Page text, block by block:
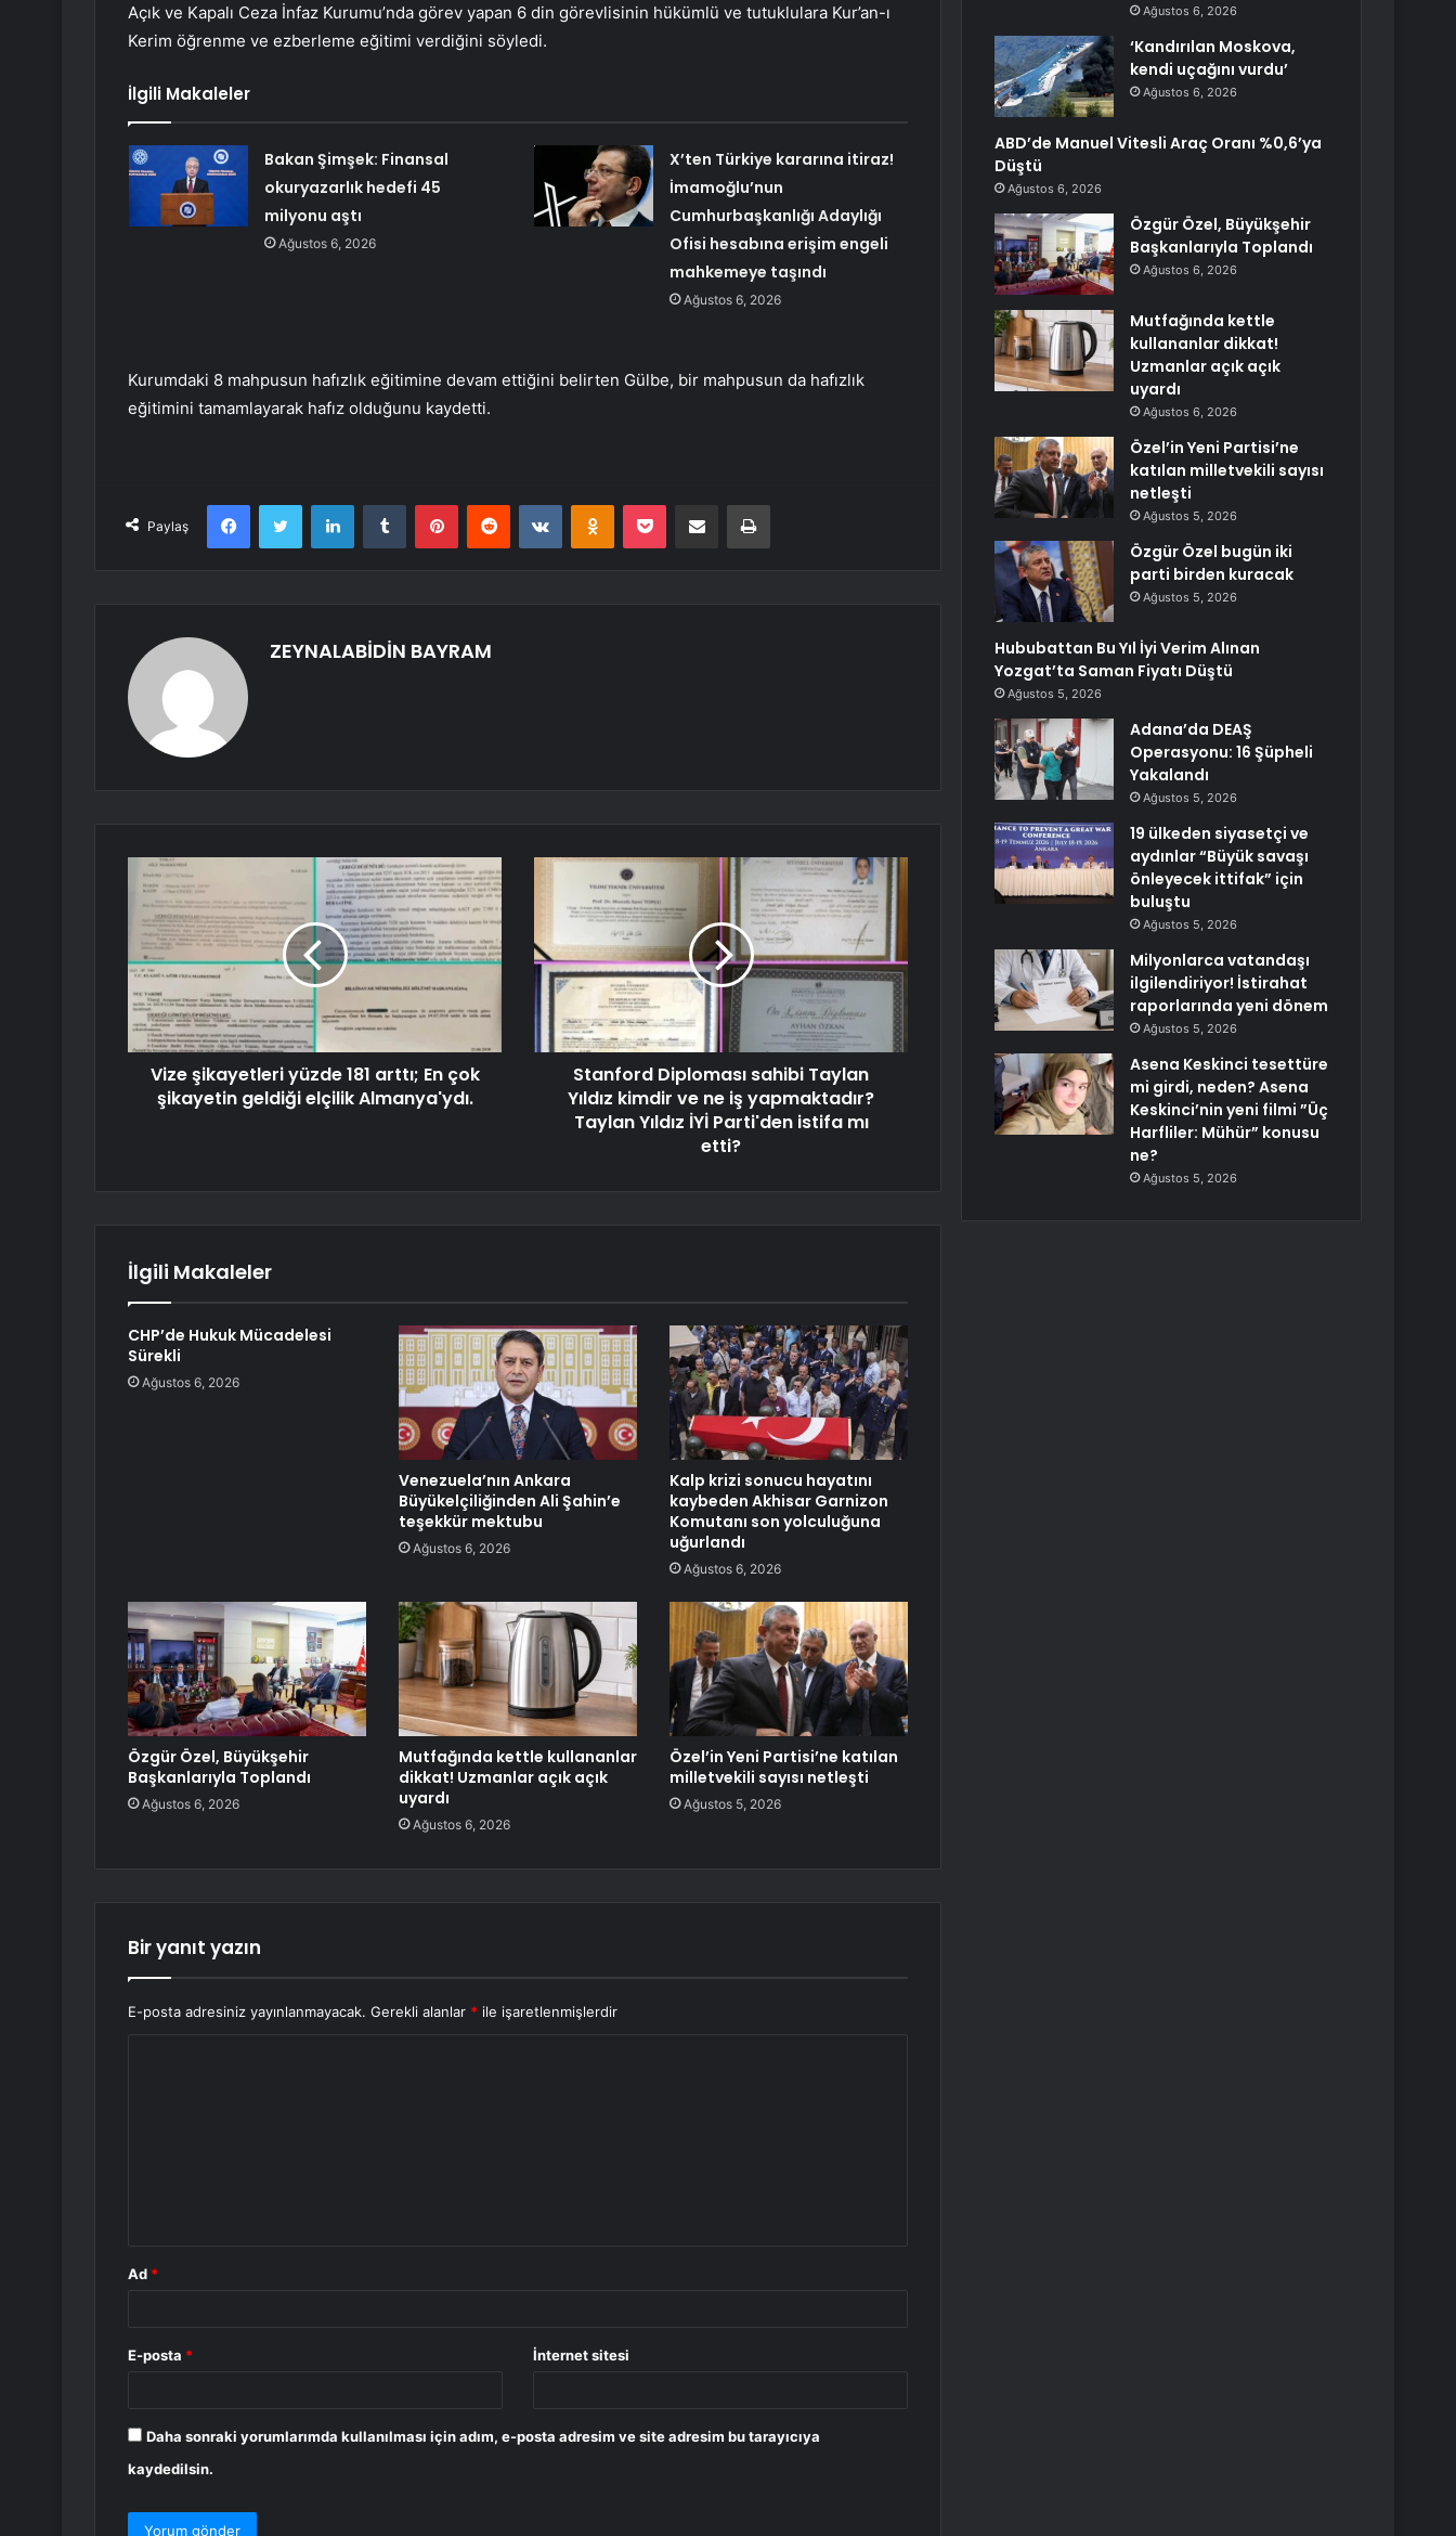
Açık ve Kapalı Ceza İnfaz Kurumu’nda görev yapan 6 din görevlisinin hükümlü ve tutuklulara Kur’an-ı
Kerim öğrenme ve ezberleme eğitimi verdiğini söyledi.
İlgili Makaleler
Bakan Şimşek: Finansal
okuryazarlık hedefi 45
milyonu aştı
Ağustos 6, 2026
X’ten Türkiye kararına itiraz!
İmamoğlu’nun
Cumhurbaşkanlığı Adaylığı
Ofisi hesabına erişim engeli
mahkemeye taşındı
Ağustos 6, 2026
Kurumdaki 8 mahpusun hafızlık eğitimine devam ettiğini belirten Gülbe, bir mahpusun da hafızlık
eğitimini tamamlayarak hafız olduğunu kaydetti.
Paylaş
FacebookTwitter LinkedInTumblr PinterestReddit VKontakteOdnoklassniki
Pocket E-Posta ile paylaş Yazdır
ZEYNALABİDİN BAYRAM
Vize şikayetleri yüzde 181 arttı; En çok
şikayetin geldiği elçilik Almanya'ydı.
Stanford Diploması sahibi Taylan
Yıldız kimdir ve ne iş yapmaktadır?
Taylan Yıldız İYİ Parti'den istifa mı
etti?
İlgili Makaleler
CHP’de Hukuk Mücadelesi
Sürekli
Ağustos 6, 2026
Venezuela’nın Ankara
Büyükelçiliğinden Ali Şahin’e
teşekkür mektubu
Ağustos 6, 2026
Kalp krizi sonucu hayatını
kaybeden Akhisar Garnizon
Komutanı son yolculuğuna
uğurlandı
Ağustos 6, 2026
Özgür Özel, Büyükşehir
Başkanlarıyla Toplandı
Ağustos 6, 2026
Mutfağında kettle kullananlar
dikkat! Uzmanlar açık açık
uyardı
Ağustos 6, 2026
Özel’in Yeni Partisi’ne katılan
milletvekili sayısı netleşti
Ağustos 5, 2026
Bir yanıt yazın
E-posta adresiniz yayınlanmayacak. Gerekli alanlar * ile işaretlenmişlerdir
Ad *
E-posta * İnternet sitesi
Daha sonraki yorumlarımda kullanılması için adım, e-posta adresim ve site adresim bu tarayıcıya
kaydedilsin.
Ağustos 6, 2026
‘Kandırılan Moskova,
kendi uçağını vurdu’
Ağustos 6, 2026
ABD’de Manuel Vitesli Araç Oranı %0,6’ya
Düştü
Ağustos 6, 2026
Özgür Özel, Büyükşehir
Başkanlarıyla Toplandı
Ağustos 6, 2026
Mutfağında kettle
kullananlar dikkat!
Uzmanlar açık açık
uyardı
Ağustos 6, 2026
Özel’in Yeni Partisi’ne
katılan milletvekili sayısı
netleşti
Ağustos 5, 2026
Özgür Özel bugün iki
parti birden kuracak
Ağustos 5, 2026
Hububattan Bu Yıl İyi Verim Alınan
Yozgat’ta Saman Fiyatı Düştü
Ağustos 5, 2026
Adana’da DEAŞ
Operasyonu: 16 Şüpheli
Yakalandı
Ağustos 5, 2026
19 ülkeden siyasetçi ve
aydınlar “Büyük savaşı
önleyecek ittifak” için
buluştu
Ağustos 5, 2026
Milyonlarca vatandaşı
ilgilendiriyor! İstirahat
raporlarında yeni dönem
Ağustos 5, 2026
Asena Keskinci tesettüre
mi girdi, neden? Asena
Keskinci’nin yeni filmi ”Üç
Harfliler: Mühür” konusu
ne?
Ağustos 5, 2026